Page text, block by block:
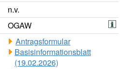
n.v.
OGAW
Antragsformular
Basisinformationsblatt
(19.02.2026)